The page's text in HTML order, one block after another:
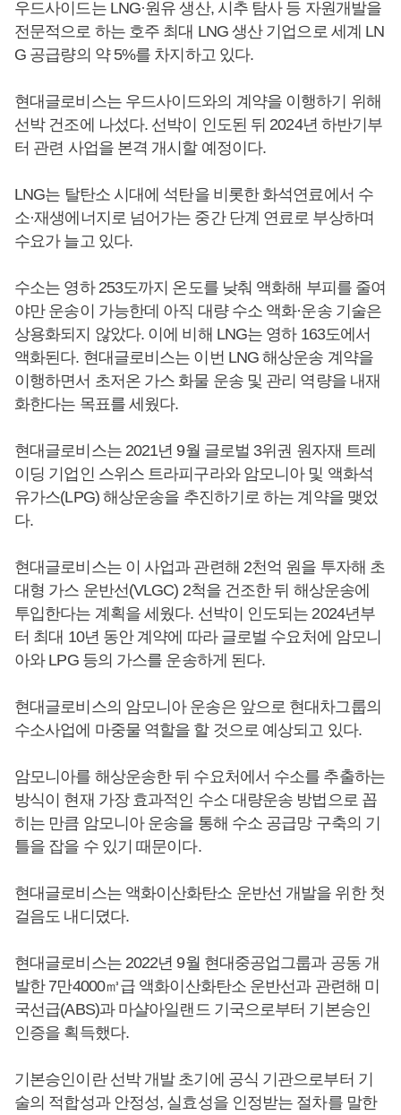
우드사이드는 LNG·원유 생산, 시추 탐사 등 자원개발을
전문적으로 하는 호주 최대 LNG 생산 기업으로 세계 LN
G 공급량의 약 5%를 차지하고 있다.
현대글로비스는 우드사이드와의 계약을 이행하기 위해
선박 건조에 나섰다. 선박이 인도된 뒤 2024년 하반기부
터 관련 사업을 본격 개시할 예정이다.
LNG는 탈탄소 시대에 석탄을 비롯한 화석연료에서 수
소·재생에너지로 넘어가는 중간 단계 연료로 부상하며
수요가 늘고 있다.
수소는 영하 253도까지 온도를 낮춰 액화해 부피를 줄여
야만 운송이 가능한데 아직 대량 수소 액화·운송 기술은
상용화되지 않았다. 이에 비해 LNG는 영하 163도에서
액화된다. 현대글로비스는 이번 LNG 해상운송 계약을
이행하면서 초저온 가스 화물 운송 및 관리 역량을 내재
화한다는 목표를 세웠다.
현대글로비스는 2021년 9월 글로벌 3위권 원자재 트레
이딩 기업인 스위스 트라피구라와 암모니아 및 액화석
유가스(LPG) 해상운송을 추진하기로 하는 계약을 맺었
다.
현대글로비스는 이 사업과 관련해 2천억 원을 투자해 초
대형 가스 운반선(VLGC) 2척을 건조한 뒤 해상운송에
투입한다는 계획을 세웠다. 선박이 인도되는 2024년부
터 최대 10년 동안 계약에 따라 글로벌 수요처에 암모니
아와 LPG 등의 가스를 운송하게 된다.
현대글로비스의 암모니아 운송은 앞으로 현대차그룹의
수소사업에 마중물 역할을 할 것으로 예상되고 있다.
암모니아를 해상운송한 뒤 수요처에서 수소를 추출하는
방식이 현재 가장 효과적인 수소 대량운송 방법으로 꼽
히는 만큼 암모니아 운송을 통해 수소 공급망 구축의 기
틀을 잡을 수 있기 때문이다.
현대글로비스는 액화이산화탄소 운반선 개발을 위한 첫
걸음도 내디뎠다.
현대글로비스는 2022년 9월 현대중공업그룹과 공동 개
발한 7만4000㎥급 액화이산화탄소 운반선과 관련해 미
국선급(ABS)과 마샬아일랜드 기국으로부터 기본승인
인증을 획득했다.
기본승인이란 선박 개발 초기에 공식 기관으로부터 기
술의 적합성과 안정성, 실효성을 인정받는 절차를 말한